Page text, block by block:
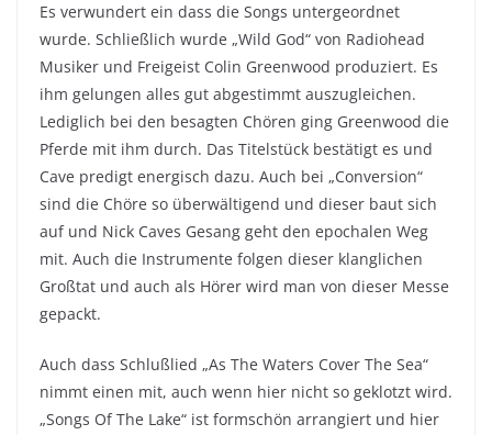
Es verwundert ein dass die Songs untergeordnet
wurde. Schließlich wurde „Wild God“ von Radiohead
Musiker und Freigeist Colin Greenwood produziert. Es
ihm gelungen alles gut abgestimmt auszugleichen.
Lediglich bei den besagten Chören ging Greenwood die
Pferde mit ihm durch. Das Titelstück bestätigt es und
Cave predigt energisch dazu. Auch bei „Conversion“
sind die Chöre so überwältigend und dieser baut sich
auf und Nick Caves Gesang geht den epochalen Weg
mit. Auch die Instrumente folgen dieser klanglichen
Großtat und auch als Hörer wird man von dieser Messe
gepackt.
Auch dass Schlußlied „As The Waters Cover The Sea“
nimmt einen mit, auch wenn hier nicht so geklotzt wird.
„Songs Of The Lake“ ist formschön arrangiert und hier